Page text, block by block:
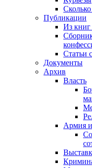
Публикации
Из
Статьи
Документы
Архив
Власть
Армия